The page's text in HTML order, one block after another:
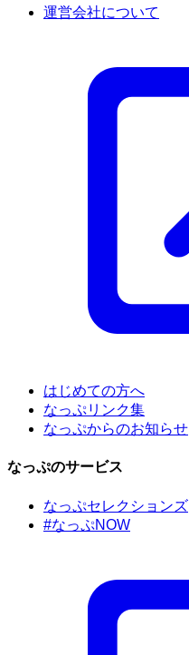
運営会社について
はじめての方へ
なっぷリンク集
なっぷからのお知らせ
なっぷのサービス
なっぷセレクションズ
#なっぷNOW